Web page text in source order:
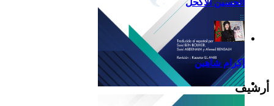
Reflexiones
الحسين الاكحل
إكرام شاهين
أرشيف